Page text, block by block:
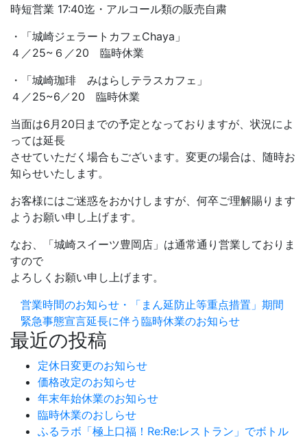
時短営業 17:40迄・アルコール類の販売自粛
・「城崎ジェラートカフェChaya」
４／25~６／20 臨時休業
・「城崎珈琲 みはらしテラスカフェ」
４／25~6／20 臨時休業
当面は6月20日までの予定となっておりますが、状況によ
っては延長
させていただく場合もございます。変更の場合は、随時お
知らせいたします。
お客様にはご迷惑をおかけしますが、何卒ご理解賜ります
ようお願い申し上げます。
なお、「城崎スイーツ豊岡店」は通常通り営業しておりま
すので
よろしくお願い申し上げます。
営業時間のお知らせ・「まん延防止等重点措置」期間
緊急事態宣言延長に伴う臨時休業のお知らせ
最近の投稿
定休日変更のお知らせ
価格改定のお知らせ
年末年始休業のお知らせ
臨時休業のおしらせ
ふるラボ「極上口福！Re:Re:レストラン」でボトル